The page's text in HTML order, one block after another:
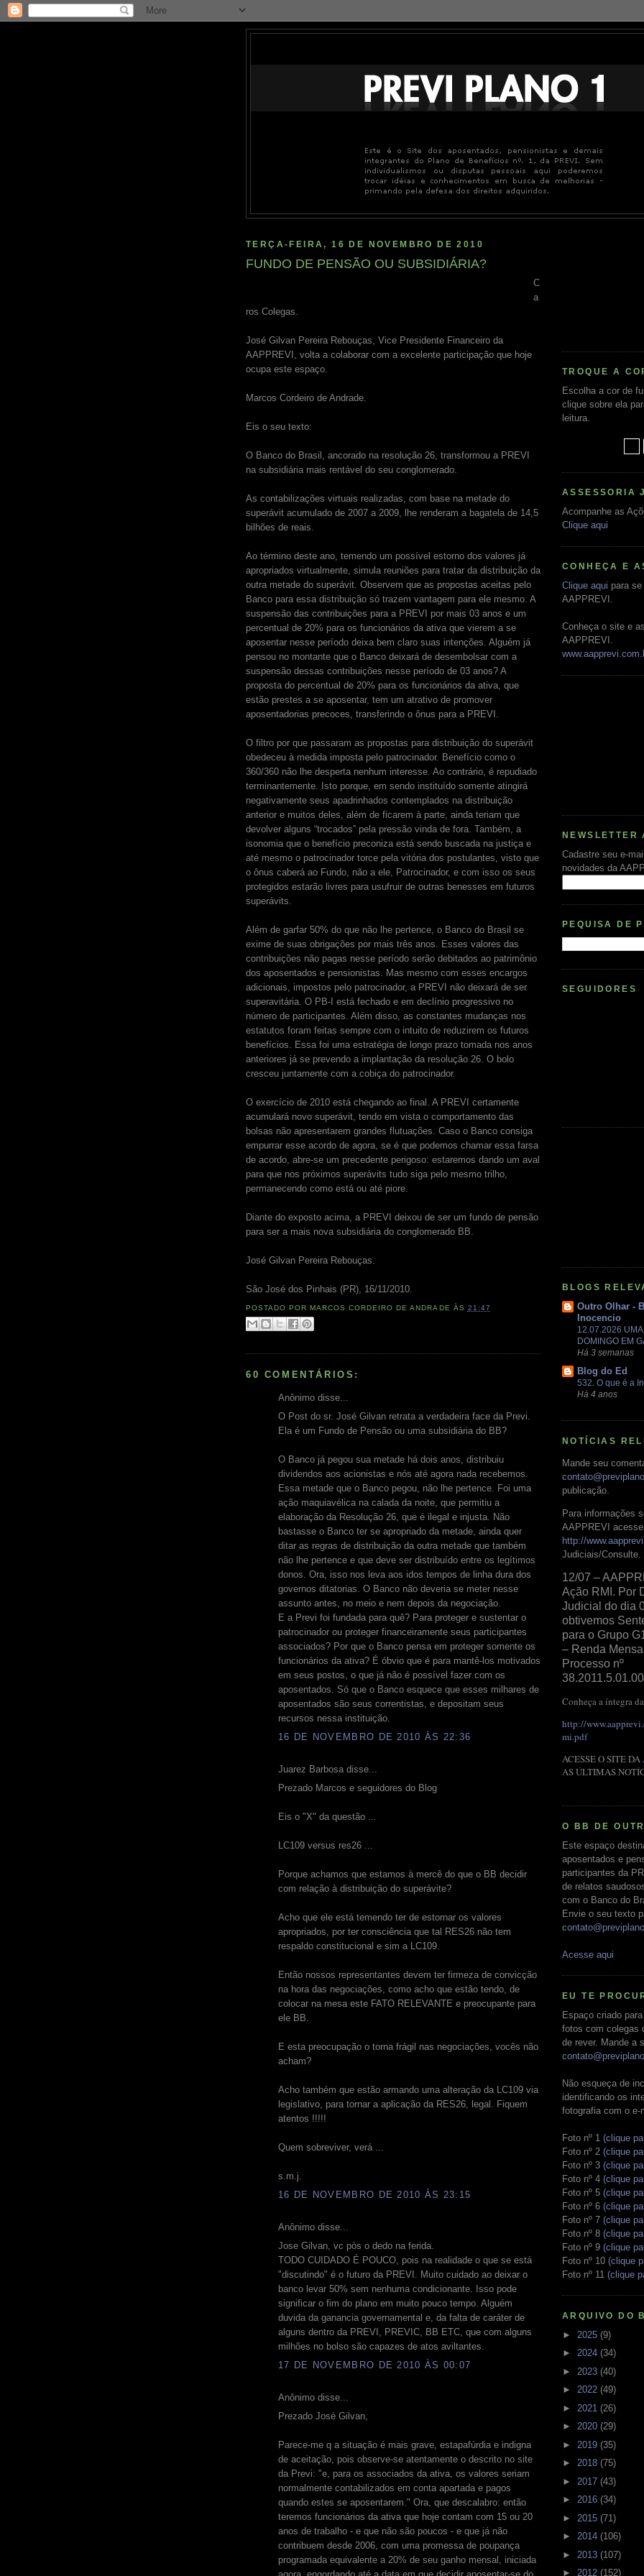
TERÇA-FEIRA, 16 DE NOVEMBRO DE 2010
FUNDO DE PENSÃO OU SUBSIDIÁRIA?
C
a
ros Colegas.
José Gilvan Pereira Rebouças, Vice Presidente Financeiro da
AAPPREVI, volta a colaborar com a excelente participação que hoje
ocupa este espaço.
Marcos Cordeiro de Andrade.
Eis o seu texto:
O Banco do Brasil, ancorado na resolução 26, transformou a PREVI
na subsidiária mais rentável do seu conglomerado.
As contabilizações virtuais realizadas, com base na metade do
superávit acumulado de 2007 a 2009, lhe renderam a bagatela de 14,5
bilhões de reais.
Ao término deste ano, temendo um possível estorno dos valores já
apropriados virtualmente, simula reuniões para tratar da distribuição da
outra metade do superávit. Observem que as propostas aceitas pelo
Banco para essa distribuição só trazem vantagem para ele mesmo. A
suspensão das contribuições para a PREVI por mais 03 anos e um
percentual de 20% para os funcionários da ativa que vierem a se
aposentar nesse período deixa bem claro suas intenções. Alguém já
pensou no montante que o Banco deixará de desembolsar com a
suspensão dessas contribuições nesse período de 03 anos? A
proposta do percentual de 20% para os funcionários da ativa, que
estão prestes a se aposentar, tem um atrativo de promover
aposentadorias precoces, transferindo o ônus para a PREVI.
O filtro por que passaram as propostas para distribuição do superávit
obedeceu à medida imposta pelo patrocinador. Benefício como o
360/360 não lhe desperta nenhum interesse. Ao contrário, é repudiado
terminantemente. Isto porque, em sendo instituído somente atingirá
negativamente seus apadrinhados contemplados na distribuição
anterior e muitos deles, além de ficarem à parte, ainda teriam que
devolver alguns “trocados” pela pressão vinda de fora. Também, a
isonomia que o benefício preconiza está sendo buscada na justiça e
até mesmo o patrocinador torce pela vitória dos postulantes, visto que
o ônus caberá ao Fundo, não a ele, Patrocinador, e com isso os seus
protegidos estarão livres para usufruir de outras benesses em futuros
superávits.
Além de garfar 50% do que não lhe pertence, o Banco do Brasil se
exime de suas obrigações por mais três anos. Esses valores das
contribuições não pagas nesse período serão debitados ao patrimônio
dos aposentados e pensionistas. Mas mesmo com esses encargos
adicionais, impostos pelo patrocinador, a PREVI não deixará de ser
superavitária. O PB-I está fechado e em declínio progressivo no
número de participantes. Além disso, as constantes mudanças nos
estatutos foram feitas sempre com o intuito de reduzirem os futuros
benefícios. Essa foi uma estratégia de longo prazo tomada nos anos
anteriores já se prevendo a implantação da resolução 26. O bolo
cresceu juntamente com a cobiça do patrocinador.
O exercício de 2010 está chegando ao final. A PREVI certamente
acumulará novo superávit, tendo em vista o comportamento das
bolsas não apresentarem grandes flutuações. Caso o Banco consiga
empurrar esse acordo de agora, se é que podemos chamar essa farsa
de acordo, abre-se um precedente perigoso: estaremos dando um aval
para que nos próximos superávits tudo siga pelo mesmo trilho,
permanecendo como está ou até piore.
Diante do exposto acima, a PREVI deixou de ser um fundo de pensão
para ser a mais nova subsidiária do conglomerado BB.
José Gilvan Pereira Rebouças.
São José dos Pinhais (PR), 16/11/2010.
POSTADO PORMARCOS CORDEIRO DE ANDRADE ÀS 21:47
60 COMENTÁRIOS:
Anônimo disse...
O Post do sr. José Gilvan retrata a verdadeira face da Previ.
Ela é um Fundo de Pensão ou uma subsidiária do BB?
O Banco já pegou sua metade há dois anos, distribuiu
dividendos aos acionistas e nós até agora nada recebemos.
Essa metade que o Banco pegou, não lhe pertence. Foi uma
ação maquiavélica na calada da noite, que permitiu a
elaboração da Resolução 26, que é ilegal e injusta. Não
bastasse o Banco ter se apropriado da metade, ainda quer
ditar as regras de distribuição da outra metade que também
não lhe pertence e que deve ser distribuído entre os legítimos
donos. Ora, isso nos leva aos idos tempos de linha dura dos
governos ditatorias. O Banco não deveria se meter nesse
assunto antes, no meio e nem depois da negociação.
E a Previ foi fundada para quê? Para proteger e sustentar o
patrocinador ou proteger financeiramente seus participantes
associados? Por que o Banco pensa em proteger somente os
funcionários da ativa? É óbvio que é para mantê-los motivados
em seus postos, o que já não é possível fazer com os
aposentados. Só que o Banco esquece que esses milhares de
aposentados são seus correntistas, e depositam seus
recursos nessa instituição.
16 DE NOVEMBRO DE 2010 ÀS 22:36
Juarez Barbosa disse...
Prezado Marcos e seguidores do Blog
Eis o "X" da questão ...
LC109 versus res26 ...
Porque achamos que estamos à mercê do que o BB decidir
com relação à distribuição do superávite?
Acho que ele está temendo ter de estornar os valores
apropriados, por ter consciência que tal RES26 não tem
respaldo constitucional e sim a LC109.
Então nossos representantes devem ter firmeza de convicção
na hora das negociações, como acho que estão tendo, de
colocar na mesa este FATO RELEVANTE e preocupante para
ele BB.
E esta preocupação o torna frágil nas negociações, vocês não
acham?
Acho também que estão armando uma alteração da LC109 via
legislativo, para tornar a aplicação da RES26, legal. Fiquem
atentos !!!!!
Quem sobreviver, verá ...
s.m.j.
16 DE NOVEMBRO DE 2010 ÀS 23:15
Anônimo disse...
Jose Gilvan, vc pòs o dedo na ferida.
TODO CUIDADO É POUCO, pois na realidade o que se está
"discutindo" é o futuro da PREVI. Muito cuidado ao deixar o
banco levar 50% sem nenhuma condicionante. Isso pode
significar o fim do plano em muito pouco tempo. Alguém
duvida da ganancia governamental e, da falta de caráter de
alguns dentro da PREVI, PREVIC, BB ETC, que com alguns
milhões no bolso são capazes de atos aviltantes.
17 DE NOVEMBRO DE 2010 ÀS 00:07
Anônimo disse...
Prezado José Gilvan,
Parece-me q a situação é mais grave, estapafúrdia e indigna
de aceitação, pois observe-se atentamente o descrito no site
da Previ: "e, para os associados da ativa, os valores seriam
normalmente contabilizados em conta apartada e pagos
quando estes se aposentarem." Ora, que descalabro: então
teremos funcionários da ativa que hoje contam com 15 ou 20
anos de trabalho - e que não são poucos - e que já não
contribuem desde 2006, com uma promessa de poupança
programada equivalente a 20% de seu ganho mensal, iniciada
TROQUE A
Escolha a cor de
clique sobre ela
leitura.
ASSESSORIA
Acompanhe as
Clique aqui
CONHEÇA E
Clique aqui para
AAPPREVI.
Conheça o site e
AAPPREVI.
NEWSLETTER
Cadastre seu e-
novidades da
PEQUISA DE
SEGUIDORES
BLOGS
Outro Olhar -
Inocencio
12.07.2026
DOMINGO EM
Há 3 semanas
Blog do Ed
532. O que é a
Há 4 anos
NOTÍCIAS
Mande seu
publicação.
Para informações
AAPPREVI
http://
Judiciais/Consulte.
12/07 –
Ação RMI. Por
Judicial do dia
obtivemos
para o Grupo
– Renda
Processo nº
Conheça a íntegra
http://
mi.pdf
ACESSE O SITE DA
AS ÚLTIMAS
O BB DE
Este espaço
aposentados e
participantes da
de relatos
com o Banco do
Envie o seu texto
Acesse aqui
EU TE
Espaço criado
fotos com colegas
de rever. Mande a
Não esqueça de
identificando os
fotografia com o e-
Foto nº 1 (clique
Foto nº 2 (clique
Foto nº 3 (clique
Foto nº 4 (clique
Foto nº 5 (clique
Foto nº 6 (clique
Foto nº 7 (clique
Foto nº 8 (clique
Foto nº 9 (clique
Foto nº 10 (clique
Foto nº 11 (clique
ARQUIVO DO
► 2025 (9)
► 2024 (34)
► 2023 (40)
► 2022 (49)
► 2021 (26)
► 2020 (29)
► 2019 (35)
► 2018 (75)
► 2017 (43)
► 2016 (34)
► 2015 (71)
► 2014 (106)
► 2013 (107)
► 2012 (152)